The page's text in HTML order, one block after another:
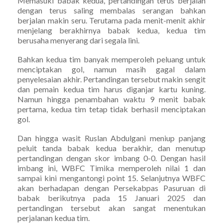
dengan terus saling membalas serangan bahkan
berjalan makin seru. Terutama pada menit-menit akhir
menjelang berakhirnya babak kedua, kedua tim
berusaha menyerang dari segala lini.
Bahkan kedua tim banyak memperoleh peluang untuk
menciptakan gol, namun masih gagal dalam
penyelesaian akhir. Pertandingan tersebut makin sengit
dan pemain kedua tim harus diganjar kartu kuning.
Namun hingga penambahan waktu 9 menit babak
pertama, kedua tim tetap tidak berhasil menciptakan
gol.
Dan hingga wasit Ruslan Abdulgani meniup panjang
peluit tanda babak kedua berakhir, dan menutup
pertandingan dengan skor imbang 0-0. Dengan hasil
imbang ini, WBFC Timika memperoleh nilai 1 dan
sampai kini mengantongi point 15. Selanjutnya WBFC
akan berhadapan dengan Persekabpas Pasuruan di
babak berikutnya pada 15 Januari 2025 dan
pertandingan tersebut akan sangat menentukan
perjalanan kedua tim.